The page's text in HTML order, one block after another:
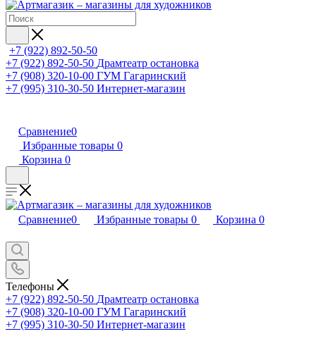
+7 (922) 892-50-50
+7 (922) 892-50-50 Драмтеатр остановка
+7 (908) 320-10-00 ГУМ Гагаринский
+7 (995) 310-30-50 Интернет-магазин
Сравнение0
Избранные товары 0
Корзина 0
Сравнение0 Избранные товары 0 Корзина 0
Телефоны
+7 (922) 892-50-50 Драмтеатр остановка
+7 (908) 320-10-00 ГУМ Гагаринский
+7 (995) 310-30-50 Интернет-магазин